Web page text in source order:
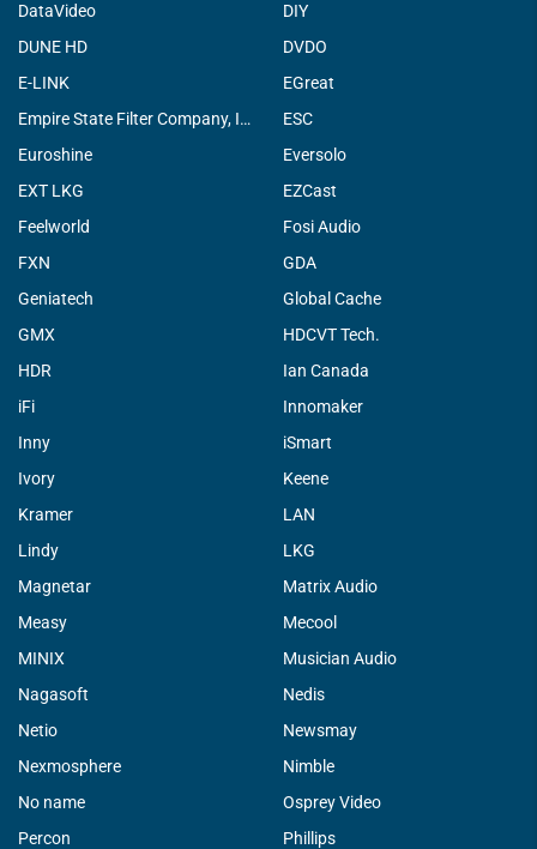
DataVideo
DIY
DUNE HD
DVDO
E-LINK
EGreat
Empire State Filter Company, INC.
ESC
Euroshine
Eversolo
EXT LKG
EZCast
Feelworld
Fosi Audio
FXN
GDA
Geniatech
Global Cache
GMX
HDCVT Tech.
HDR
Ian Canada
iFi
Innomaker
Inny
iSmart
Ivory
Keene
Kramer
LAN
Lindy
LKG
Magnetar
Matrix Audio
Measy
Mecool
MINIX
Musician Audio
Nagasoft
Nedis
Netio
Newsmay
Nexmosphere
Nimble
No name
Osprey Video
Percon
Phillips